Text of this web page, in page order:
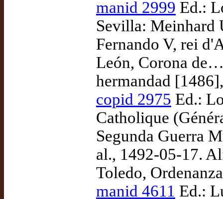
manid 2999 Ed.:
Sevilla: Meinhard
Fernando V, rei
León, Corona
hermandad
copid 2975 Ed.:
Catholique
Segunda Guerra
al., 1492-05-17.
Toledo,
manid 4611 Ed.: